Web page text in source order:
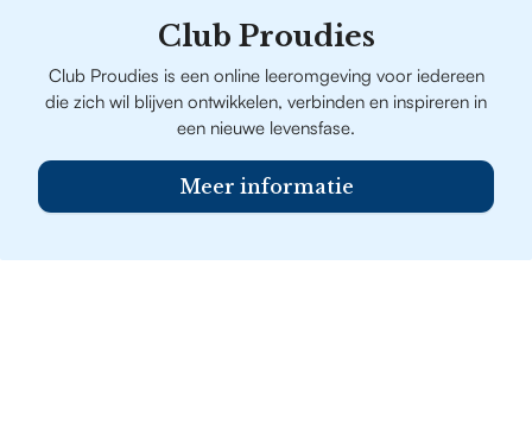
Club Proudies
Club Proudies is een online leeromgeving voor iedereen
die zich wil blijven ontwikkelen, verbinden en inspireren in
een nieuwe levensfase.
Meer informatie